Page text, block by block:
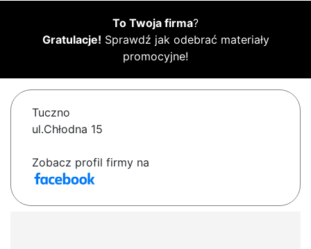
To Twoja firma?
Gratulacje! Sprawdź jak odebrać materiały
promocyjne!
Tuczno
ul.Chłodna 15
Zobacz profil firmy na